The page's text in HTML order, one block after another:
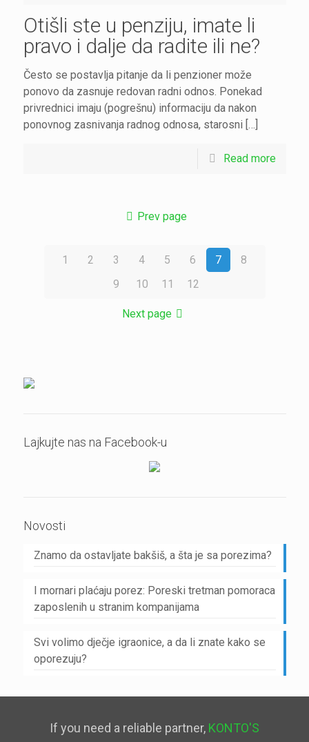
Otišli ste u penziju, imate li
pravo i dalje da radite ili ne?
Često se postavlja pitanje da li penzioner može
ponovo da zasnuje redovan radni odnos. Ponekad
privrednici imaju (pogrešnu) informaciju da nakon
ponovnog zasnivanja radnog odnosa, starosni […]
Read more
Prev page
1 2 3 4 5 6 7
8
9
10 11 12
Next page
Lajkujte nas na Facebook-u
Novosti
Znamo da ostavljate bakšiš, a šta je sa porezima?
I mornari plaćaju porez: Poreski tretman pomoraca
zaposlenih u stranim kompanijama
Svi volimo dječje igraonice, a da li znate kako se
oporezuju?
If you need a reliable partner, KONTO'S